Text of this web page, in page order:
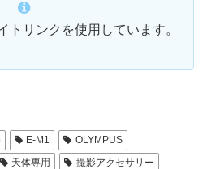
トリンクを使用しています。
E-M1
OLYMPUS
天体専用 撮影アクセサリー